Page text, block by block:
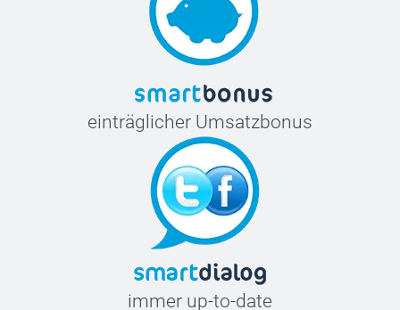
einträglicher Umsatzbonus
immer up-to-date